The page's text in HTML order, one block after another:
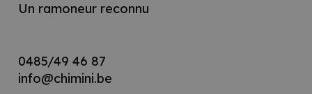
Un ramoneur reconnu
0485/49 46 87
info@chimini.be